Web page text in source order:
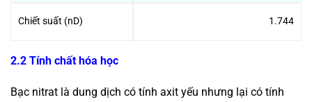
Chiết suất (nD) 1.744
2.2 Tính chất hóa học
Bạc nitrat là dung dịch có tính axit yếu nhưng lại có tính